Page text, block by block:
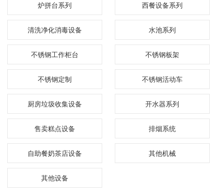
炉拼台系列 西餐设备系列
清洗净化消毒设备 水池系列
不锈钢工作柜台 不锈钢板架
不锈钢定制 不锈钢活动车
厨房垃圾收集设备 开水器系列
售卖糕点设备 排烟系统
自助餐奶茶店设备 其他机械
其他设备